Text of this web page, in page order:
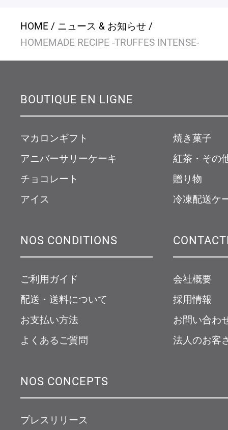
HOME
ニュース & お知らせ
HOMEMADE RECIPE -TRUFFES INTENSE-
BOUTIQUE EN LIGNE
マカロンギフト
アニバーサリーケーキ
チョコレート
アイス
焼き菓子
紅茶・その
贈り物
冷凍配送ケ
NOS CONDITIONS
ご利用ガイド
配送・送料について
お支払い方法
よくあるご質問
会社概要
採用情報
お問い合わ
法人のお客
NOS CONCEPTS
プレスリリース